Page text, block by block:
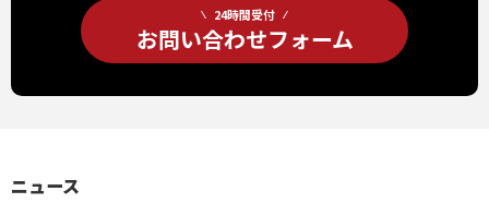
24時間受付
お問い合わせフォーム
ニュース